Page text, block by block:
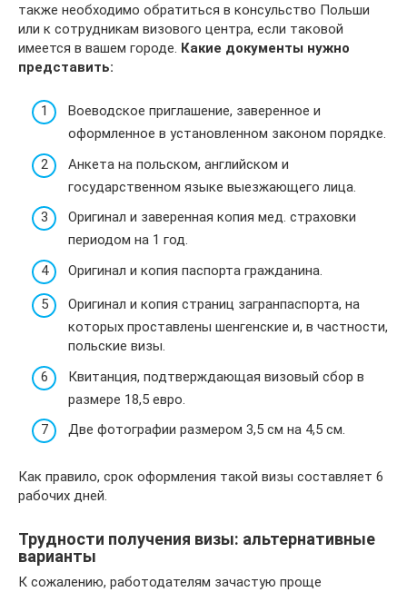
также необходимо обратиться в консульство Польши
или к сотрудникам визового центра, если таковой
имеется в вашем городе. Какие документы нужно
представить:
Воеводское приглашение, заверенное и
оформленное в установленном законом порядке.
Анкета на польском, английском и
государственном языке выезжающего лица.
Оригинал и заверенная копия мед. страховки
периодом на 1 год.
Оригинал и копия паспорта гражданина.
Оригинал и копия страниц загранпаспорта, на
которых проставлены шенгенские и, в частности,
польские визы.
Квитанция, подтверждающая визовый сбор в
размере 18,5 евро.
Две фотографии размером 3,5 см на 4,5 см.
Как правило, срок оформления такой визы составляет 6
рабочих дней.
Трудности получения визы: альтернативные
варианты
К сожалению, работодателям зачастую проще